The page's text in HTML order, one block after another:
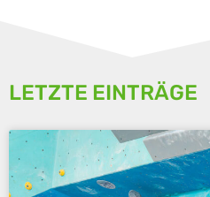
LETZTE EINTRÄGE